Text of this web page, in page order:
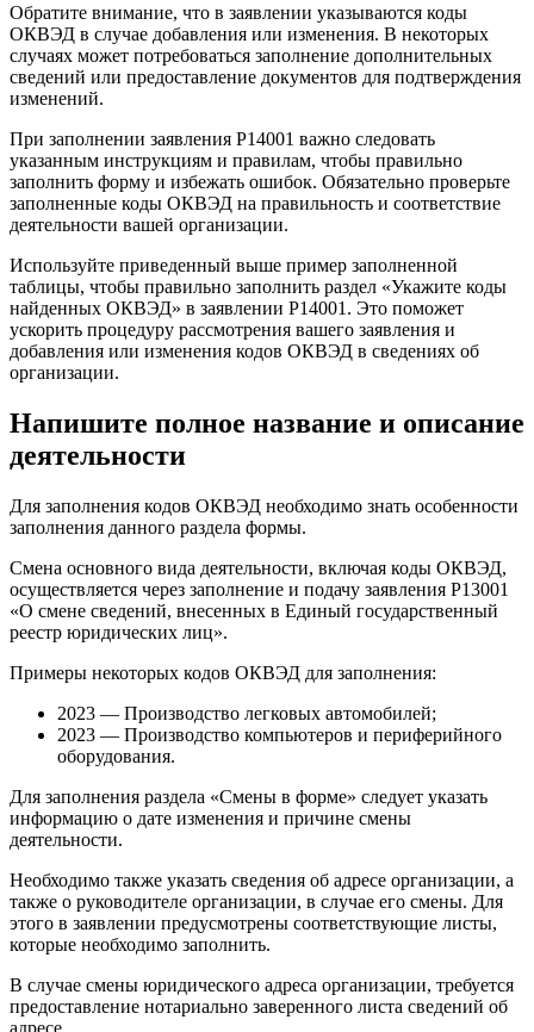
Обратите внимание, что в заявлении указываются коды
ОКВЭД в случае добавления или изменения. В некоторых
случаях может потребоваться заполнение дополнительных
сведений или предоставление документов для подтверждения
изменений.
При заполнении заявления Р14001 важно следовать
указанным инструкциям и правилам, чтобы правильно
заполнить форму и избежать ошибок. Обязательно проверьте
заполненные коды ОКВЭД на правильность и соответствие
деятельности вашей организации.
Используйте приведенный выше пример заполненной
таблицы, чтобы правильно заполнить раздел «Укажите коды
найденных ОКВЭД» в заявлении Р14001. Это поможет
ускорить процедуру рассмотрения вашего заявления и
добавления или изменения кодов ОКВЭД в сведениях об
организации.
Напишите полное название и описание
деятельности
Для заполнения кодов ОКВЭД необходимо знать особенности
заполнения данного раздела формы.
Смена основного вида деятельности, включая коды ОКВЭД,
осуществляется через заполнение и подачу заявления Р13001
«О смене сведений, внесенных в Единый государственный
реестр юридических лиц».
Примеры некоторых кодов ОКВЭД для заполнения:
2023 — Производство легковых автомобилей;
2023 — Производство компьютеров и периферийного
оборудования.
Для заполнения раздела «Смены в форме» следует указать
информацию о дате изменения и причине смены
деятельности.
Необходимо также указать сведения об адресе организации, а
также о руководителе организации, в случае его смены. Для
этого в заявлении предусмотрены соответствующие листы,
которые необходимо заполнить.
В случае смены юридического адреса организации, требуется
предоставление нотариально заверенного листа сведений об
адресе.